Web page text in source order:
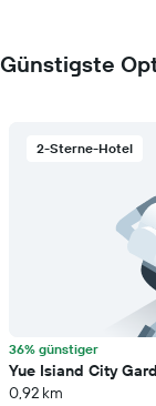
Günstigste
2-Sterne-Hotel
36% günstiger
Yue Isiand City
0,92 km